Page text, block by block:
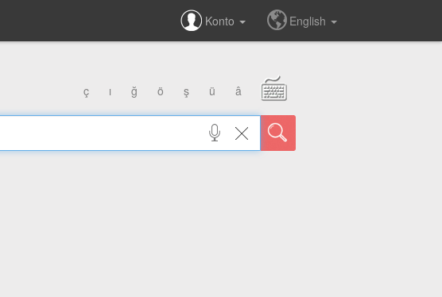
Konto English
ç ı ğ ö ş ü â